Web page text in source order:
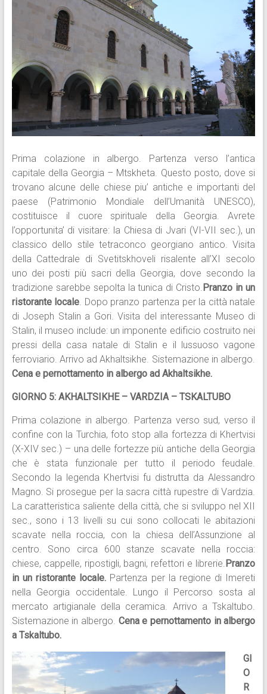
Prima colazione in albergo. Partenza verso l’antica
capitale della Georgia – Mtskheta. Questo posto, dove si
trovano alcune delle chiese piu’ antiche e importanti del
paese (Patrimonio Mondiale dell’Umanità UNESCO),
costituisce il cuore spirituale della Georgia. Avrete
l’opportunita’ di visitare: la Chiesa di Jvari (VI-VII sec.), un
classico dello stile tetraconco georgiano antico. Visita
della Cattedrale di Svetitskhoveli risalente all’XI secolo
uno dei posti più sacri della Georgia, dove secondo la
tradizione sarebbe sepolta la tunica di Cristo.Pranzo in un
ristorante locale. Dopo pranzo partenza per la città natale
di Joseph Stalin a Gori. Visita del interessante Museo di
Stalin, il museo include: un imponente edificio costruito nei
pressi della casa natale di Stalin e il lussuoso vagone
ferroviario. Arrivo ad Akhaltsikhe. Sistemazione in albergo.
Cena e pernottamento in albergo ad Akhaltsikhe.
GIORNO 5: AKHALTSIKHE – VARDZIA – TSKALTUBO
Prima colazione in albergo. Partenza verso sud, verso il
confine con la Turchia, foto stop alla fortezza di Khertvisi
(X-XIV sec.) – una delle fortezze più antiche della Georgia
che è stata funzionale per tutto il periodo feudale.
Secondo la legenda Khertvisi fu distrutta da Alessandro
Magno. Si prosegue per la sacra città rupestre di Vardzia.
La caratteristica saliente della città, che si sviluppo nel XII
sec., sono i 13 livelli su cui sono collocati le abitazioni
scavate nella roccia, con la chiesa dell’Assunzione al
centro. Sono circa 600 stanze scavate nella roccia:
chiese, cappelle, ripostigli, bagni, refettori e librerie.Pranzo
in un ristorante locale. Partenza per la regione di Imereti
nella Georgia occidentale. Lungo il Percorso sosta al
mercato artigianale della ceramica. Arrivo a Tskaltubo.
Sistemazione in albergo. Cena e pernottamento in albergo
a Tskaltubo.
GI
O
R